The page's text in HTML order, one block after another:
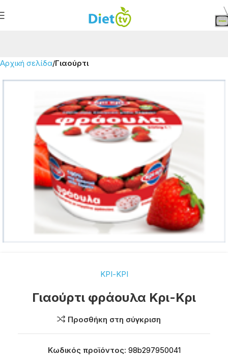
Αρχική σελίδα Γιαούρτι
ΚΡΙ-ΚΡΙ
Γιαούρτι φράουλα Κρι-Κρι
Προσθήκη στη σύγκριση
Κωδικός προϊόντος: 98b297950041